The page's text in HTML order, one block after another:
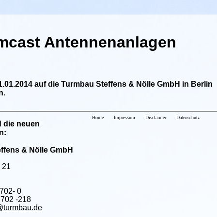
Antennenanlagen
auf die Turmbau Steffens & Nölle GmbH in Berlin
Home Impressum Disclaimer Datenschutz
die neuen
& Nölle GmbH
21
0
-218